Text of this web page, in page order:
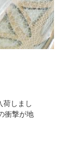
荷しまし
衝撃が地